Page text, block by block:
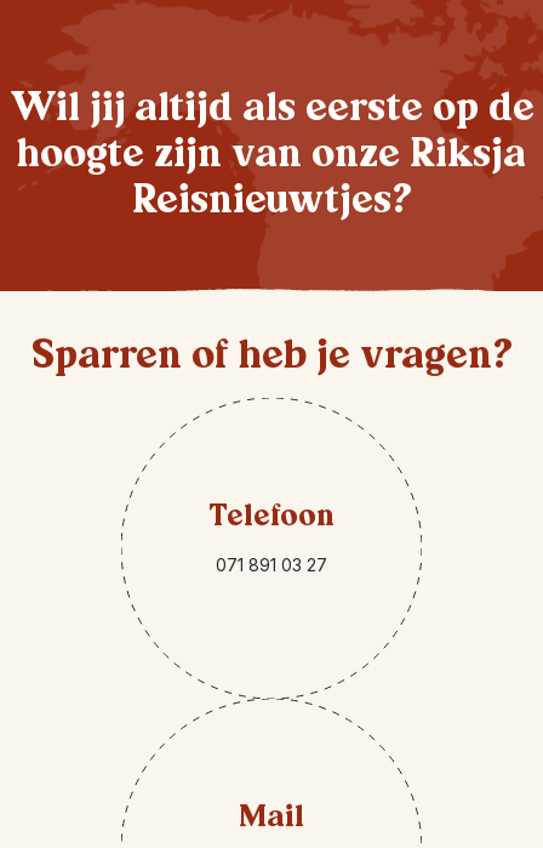
Wil jij altijd als eerste op de
hoogte zijn van onze Riksja
Reisnieuwtjes?
Sparren of heb je vragen?
Telefoon
071 891 03 27
Mail